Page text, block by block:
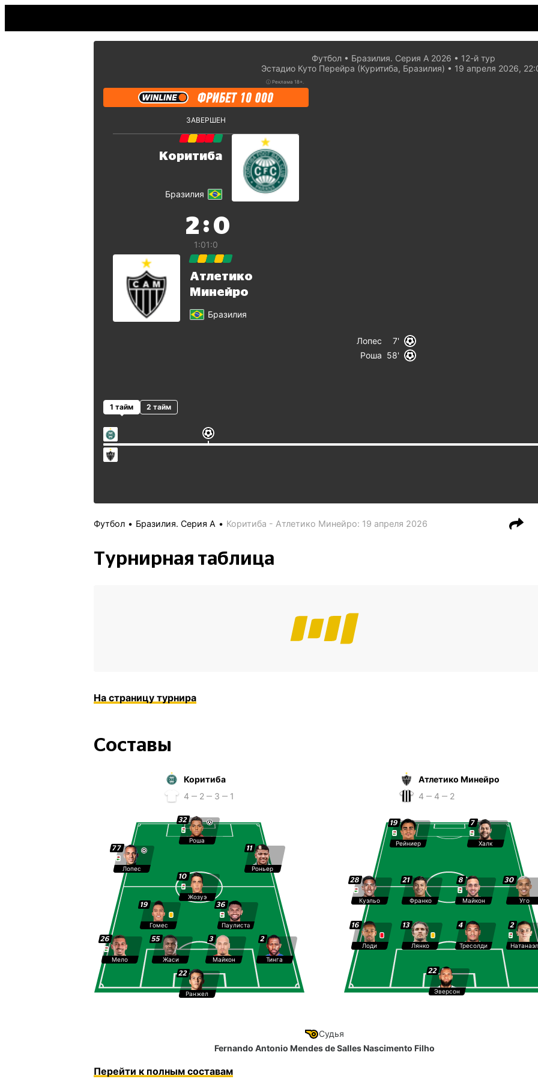
Футбол Бразилия. Серия А 2026
12-й тур
Эстадио Куто Перейра (Куритиба, Бразилия)
19 апреля 2026,
ⓘ Реклама 18+.
ЗАВЕРШЕН
Коритиба
Бразилия
2 : 0
1:01:0
Атлетико
Минейро
Бразилия
Лопес
7
Роша 58
1 тайм 2 тайм
Футбол Бразилия. Серия А Коритиба - Атлетико Минейро: 19 апреля 2026
Турнирная таблица
На страницу турнира
Составы
Коритиба
4 ‒ 2 ‒ 3 ‒ 1
26
Мело
36
Паулиста
2
Тинга
22
Ранжел
19
Гомес
32
Роша
77
Лопес
3
Майкон
10
Жозуэ
55
Жаси
11
Роньер
Атлетико Минейро
4 ‒ 4 ‒ 2
28
Куэльо
21
Франко
4
Тресолди
19
Рейниер
8
Майкон
13
Лянко
16
Лоди
22
Эверсон
7
Халк
2
Натанаэл
30
Уго
Судья
Fernando Antonio Mendes de Salles Nascimento Filho
Перейти к полным составам